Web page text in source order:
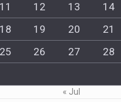
11 12 13 14
18 19 20 21
25 26 27 28
« Jul